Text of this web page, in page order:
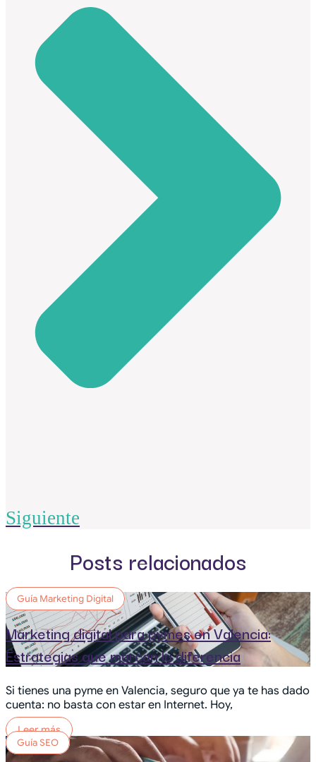
Siguiente
Posts relacionados
Guía Marketing Digital
Marketing digital para pymes en Valencia:
Estrategias que marcan la diferencia
Si tienes una pyme en Valencia, seguro que ya te has dado
cuenta: no basta con estar en Internet. Hoy,
Leer más
Guía SEO